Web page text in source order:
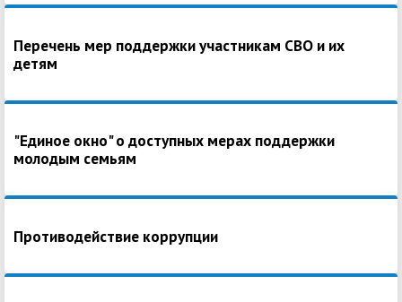
Перечень мер поддержки участникам СВО и их
детям
"Единое окно" о доступных мерах поддержки
молодым семьям
Противодействие коррупции